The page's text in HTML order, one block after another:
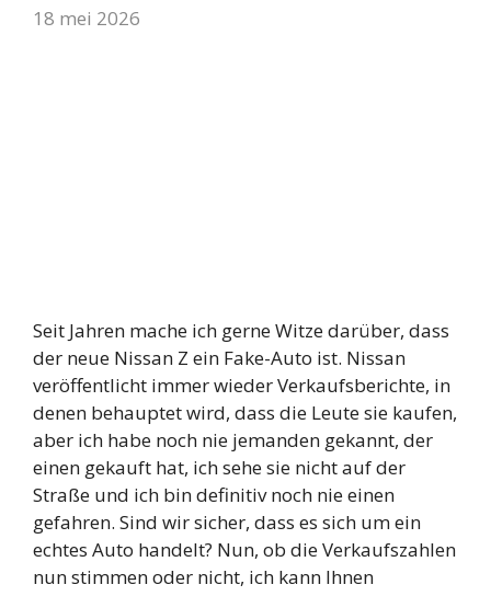
18 mei 2026
Seit Jahren mache ich gerne Witze darüber, dass
der neue Nissan Z ein Fake-Auto ist. Nissan
veröffentlicht immer wieder Verkaufsberichte, in
denen behauptet wird, dass die Leute sie kaufen,
aber ich habe noch nie jemanden gekannt, der
einen gekauft hat, ich sehe sie nicht auf der
Straße und ich bin definitiv noch nie einen
gefahren. Sind wir sicher, dass es sich um ein
echtes Auto handelt? Nun, ob die Verkaufszahlen
nun stimmen oder nicht, ich kann Ihnen